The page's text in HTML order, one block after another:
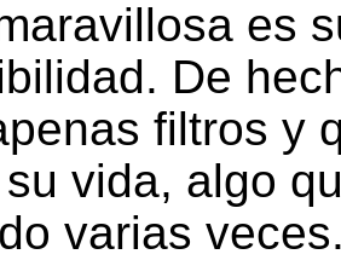
es
De
filtros y
vida, algo
varias